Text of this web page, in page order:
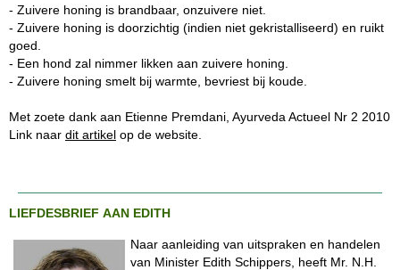
- Zuivere honing is brandbaar, onzuivere niet.
- Zuivere honing is doorzichtig (indien niet gekristalliseerd) en ruikt
goed.
- Een hond zal nimmer likken aan zuivere honing.
- Zuivere honing smelt bij warmte, bevriest bij koude.
Met zoete dank aan Etienne Premdani, Ayurveda Actueel Nr 2 2010
Link naar dit artikel op de website.
LIEFDESBRIEF AAN EDITH
Naar aanleiding van uitspraken en handelen
van Minister Edith Schippers, heeft Mr. N.H.